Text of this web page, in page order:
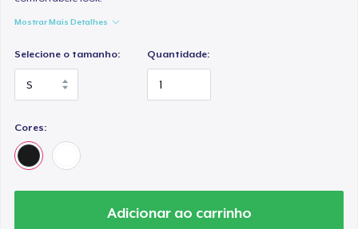
Mostrar Mais Detalhes
Selecione o tamanho: Quantidade:
Cores:
Adicionar ao carrinho